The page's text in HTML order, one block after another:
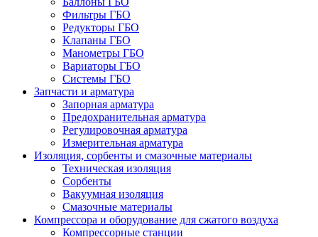
Фильтры ГБО
Редукторы ГБО
Клапаны ГБО
Манометры ГБО
Вариаторы ГБО
Системы ГБО
Запчасти и арматура
Запорная арматура
Предохранительная арматура
Регулировочная арматура
Измерительная арматура
Изоляция, сорбенты и смазочные материалы
Техническая изоляция
Сорбенты
Вакуумная изоляция
Смазочные материалы
Компрессора и оборудование для сжатого воздуха
Компрессорные станции